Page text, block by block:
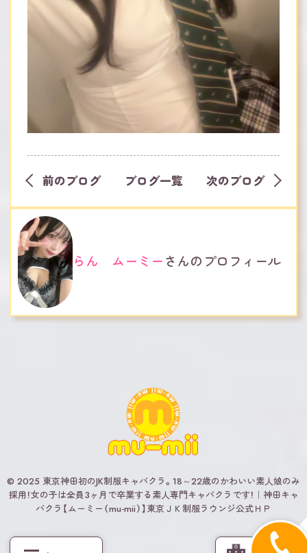
らん ムーミーさんのプロフィール
前のブログ ブログ一覧 次のブログ
© 2025 東京神田初のJK制服キャバクラ。18～22歳のかわいい素人娘のみ
採用！女の子は全員3ヶ月で卒業する素人専門キャバクラです！｜神田キャ
バクラ【ムーミー（mu-mii）】東京ＪＫ制服ラウンジ公式ＨＰ